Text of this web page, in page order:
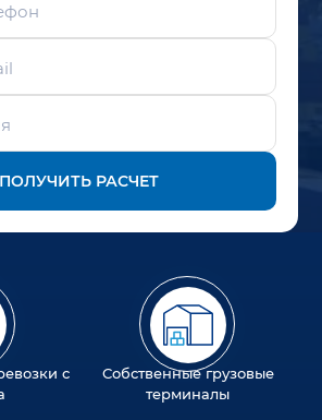
ПОЛУЧИТЬ РАСЧЕТ
с
Собственные грузовые
терминалы